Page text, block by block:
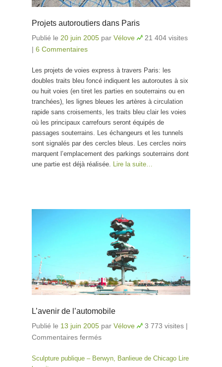
Projets autoroutiers dans Paris
Publié le 20 juin 2005 par Vélove
21 404 visites
| 6 Commentaires
Les projets de voies express à travers Paris: les
doubles traits bleu foncé indiquent les autoroutes à six
ou huit voies (en tiret les parties en souterrains ou en
tranchées), les lignes bleues les artères à circulation
rapide sans croisements, les traits bleu clair les voies
où les principaux carrefours seront équipés de
passages souterrains. Les échangeurs et les tunnels
sont signalés par des cercles bleus. Les cercles noirs
marquent l’emplacement des parkings souterrains dont
une partie est déjà réalisée.
Lire la suite…
L’avenir de l’automobile
Publié le 13 juin 2005 par Vélove 3 773 visites |
Commentaires fermés
Sculpture publique – Berwyn, Banlieue de Chicago Lire